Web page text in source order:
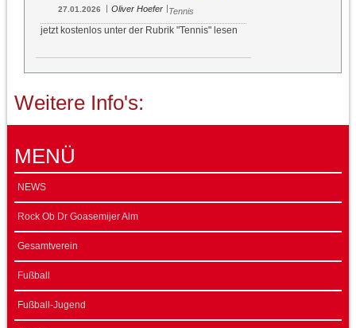
27.01.2026 | Oliver Hoefer |Tennis
jetzt kostenlos unter der Rubrik "Tennis" lesen
Weitere Info's:
MENÜ
NEWS
Rock Ob Dr Goasemijer Alm
Gesamtverein
Fußball
Fußball-Jugend